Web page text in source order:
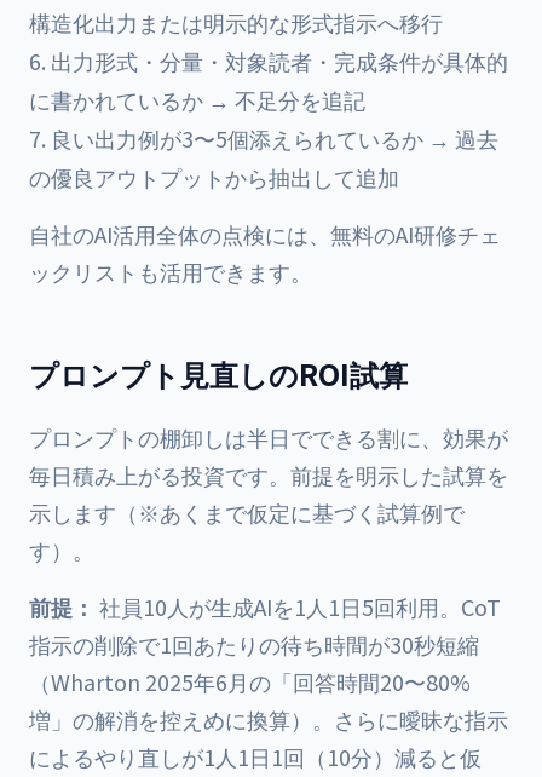
構造化出力または明示的な形式指示へ移行
出力形式・分量・対象読者・完成条件が具体的
に書かれているか → 不足分を追記
良い出力例が3〜5個添えられているか → 過去
の優良アウトプットから抽出して追加
自社のAI活用全体の点検には、 無料のAI研修チェ
ックリスト も活用できます。
プロンプト見直しのROI試算
プロンプトの棚卸しは半日でできる割に、効果が
毎日積み上がる投資です。前提を明示した試算を
示します（※あくまで仮定に基づく試算例で
す）。
前提： 社員10人が生成AIを1人1日5回利用。CoT
指示の削除で1回あたりの待ち時間が30秒短縮
（Wharton 2025年6月の「回答時間20〜80%
増」の解消を控えめに換算）。さらに曖昧な指示
によるやり直しが1人1日1回（10分）減ると仮